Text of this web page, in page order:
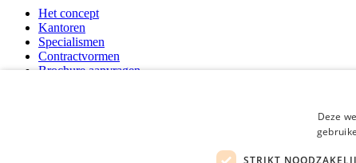
Het concept
Kantoren
Specialismen
Contractvormen
Brochure aanvragen
Deze
STRIKT